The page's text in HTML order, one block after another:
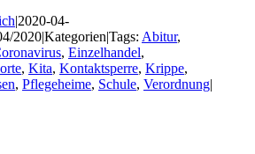
|2020-04-
2020|Kategorien|Tags: Abitur,
, Einzelhandel,
, Kita, Kontaktsperre, Krippe,
, Pflegeheime, Schule, Verordnung|